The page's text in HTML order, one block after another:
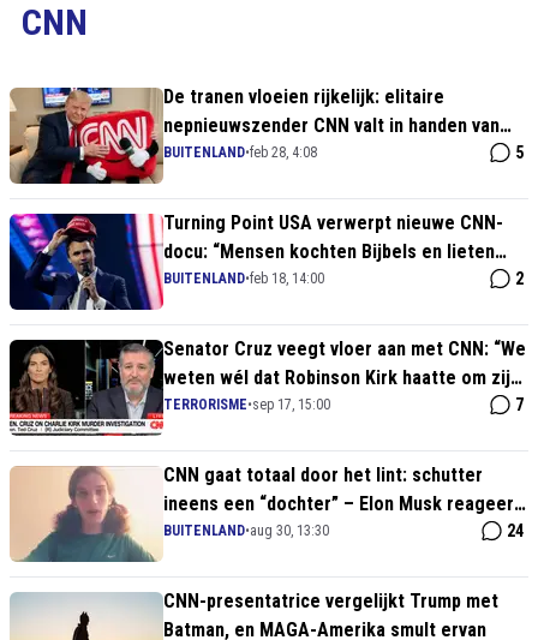
CNN
De tranen vloeien rijkelijk: elitaire
nepnieuwszender CNN valt in handen van
conservatieve miljardair
BUITENLAND•feb 28, 4:08 5
Turning Point USA verwerpt nieuwe CNN-
docu: “Mensen kochten Bijbels en lieten
zich dopen!”
BUITENLAND•feb 18, 14:00 2
Senator Cruz veegt vloer aan met CNN: “We
weten wél dat Robinson Kirk haatte om zijn
conservatieve ideeën”
TERRORISME•sep 17, 15:00 7
CNN gaat totaal door het lint: schutter
ineens een “dochter” – Elon Musk reageert
keihard
BUITENLAND•aug 30, 13:30 24
CNN-presentatrice vergelijkt Trump met
Batman, en MAGA-Amerika smult ervan